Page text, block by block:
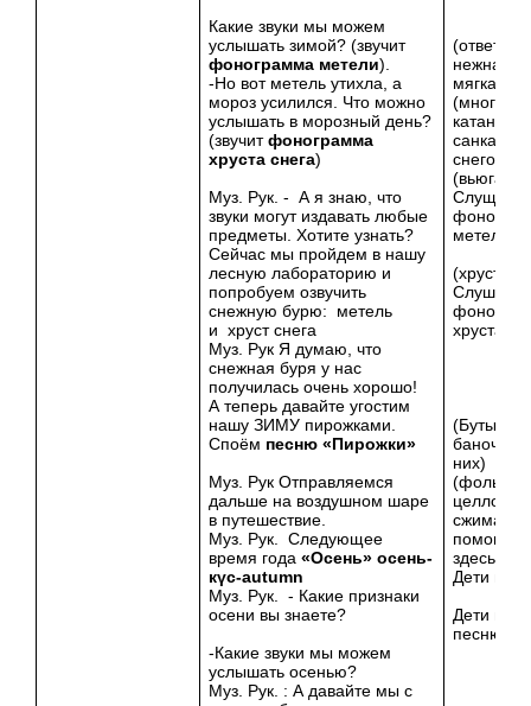
Какие звуки мы можем
услышать зимой? (звучит
фонограмма метели).
-Но вот метель утихла, а
мороз усилился. Что можно
услышать в морозный день?
(звучитфонограмма
хруста снега)
Муз. Рук. - А я знаю, что
звуки могут издавать любые
предметы. Хотите узнать?
Сейчас мы пройдем в нашу
лесную лабораторию и
попробуем озвучить
снежную бурю: метель
и хруст снега
Муз. Рук Я думаю, что
снежная буря у нас
получилась очень хорошо!
А теперь давайте угостим
нашу ЗИМУ пирожками.
Споём песню «Пирожки»
Муз. Рук Отправляемся
дальше на воздушном шаре
в путешествие.
Муз. Рук. Следующее
время года«Осень» осень-
күс-autumn
Муз. Рук. - Какие признаки
осени вы знаете?
-Какие звуки мы можем
услышать осенью?
Муз. Рук. : А давайте мы с
(ответы
нежная,
мягкая)
(много
катание
санках,
(вьюга,
Слущают
метели
(хруст
Слушают
хруста
баночки,
них)
(фольгу,
сжимают
помощи
здесь
Дети
Дети
песню